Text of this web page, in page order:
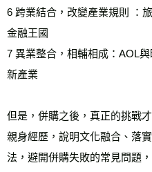
6 跨業結合，改變產業規則 ：
金融王國
7 異業整合，相輔相成：AOL
新產業
但是，併購之後，真正的挑戰
親身經歷，說明文化融合、落
法，避開併購失敗的常見問題